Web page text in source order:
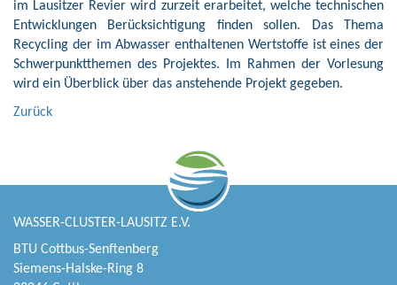
im Lausitzer Revier wird zurzeit erarbeitet, welche technischen
Entwicklungen Berücksichtigung finden sollen. Das Thema
Recycling der im Abwasser enthaltenen Wertstoffe ist eines der
Schwerpunktthemen des Projektes. Im Rahmen der Vorlesung
wird ein Überblick über das anstehende Projekt gegeben.
Zurück
WASSER-CLUSTER-LAUSITZ E.V.
BTU Cottbus-Senftenberg
Siemens-Halske-Ring 8